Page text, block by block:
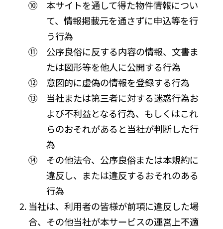
⑩ 本サイトを通して得た物件情報につい
て、情報掲載元を通さずに申込等を行
う行為
⑪ 公序良俗に反する内容の情報、文書ま
たは図形等を他人に公開する行為
⑫ 意図的に虚偽の情報を登録する行為
⑬ 当社または第三者に対する迷惑行為お
よび不利益となる行為、もしくはこれ
らのおそれがあると当社が判断した行
為
⑭ その他法令、公序良俗または本規約に
違反し、または違反するおそれのある
行為
当社は、利用者の皆様が前項に違反した場
合、その他当社が本サービスの運営上不適